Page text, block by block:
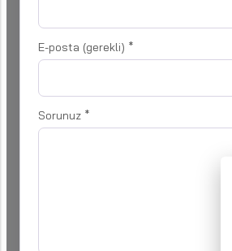
E-posta (gerekli) *
Sorunuz *